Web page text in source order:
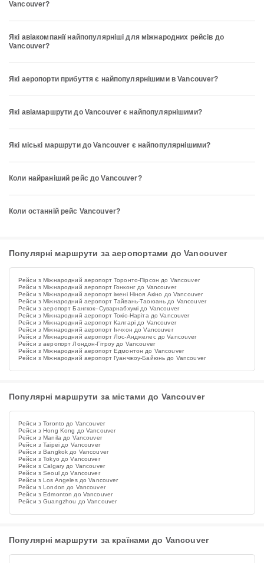
Vancouver?
Які авіакомпанії найпопулярніші для міжнародних рейсів до
Vancouver?
Які аеропорти прибуття є найпопулярнішими в Vancouver?
Які авіамаршрути до Vancouver є найпопулярнішими?
Які міські маршрути до Vancouver є найпопулярнішими?
Коли найраніший рейс до Vancouver?
Коли останній рейс Vancouver?
Популярні маршрути за аеропортами до Vancouver
Рейси з Міжнародний аеропорт Торонто-Пірсон до Vancouver
Рейси з Міжнародний аеропорт Гонконг до Vancouver
Рейси з Міжнародний аеропорт імені Ніноя Акіно до Vancouver
Рейси з Міжнародний аеропорт Тайвань-Таоюань до Vancouver
Рейси з аеропорт Бангкок–Суварнабхумі до Vancouver
Рейси з Міжнародний аеропорт Токіо-Наріта до Vancouver
Рейси з Міжнародний аеропорт Калгарі до Vancouver
Рейси з Міжнародний аеропорт Інчхон до Vancouver
Рейси з Міжнародний аеропорт Лос-Анджелес до Vancouver
Рейси з аеропорт Лондон-Гітроу до Vancouver
Рейси з Міжнародний аеропорт Едмонтон до Vancouver
Рейси з Міжнародний аеропорт Гуанчжоу-Байюнь до Vancouver
Популярні маршрути за містами до Vancouver
Рейси з Toronto до Vancouver
Рейси з Hong Kong до Vancouver
Рейси з Manila до Vancouver
Рейси з Taipei до Vancouver
Рейси з Bangkok до Vancouver
Рейси з Tokyo до Vancouver
Рейси з Calgary до Vancouver
Рейси з Seoul до Vancouver
Рейси з Los Angeles до Vancouver
Рейси з London до Vancouver
Рейси з Edmonton до Vancouver
Рейси з Guangzhou до Vancouver
Популярні маршрути за країнами до Vancouver